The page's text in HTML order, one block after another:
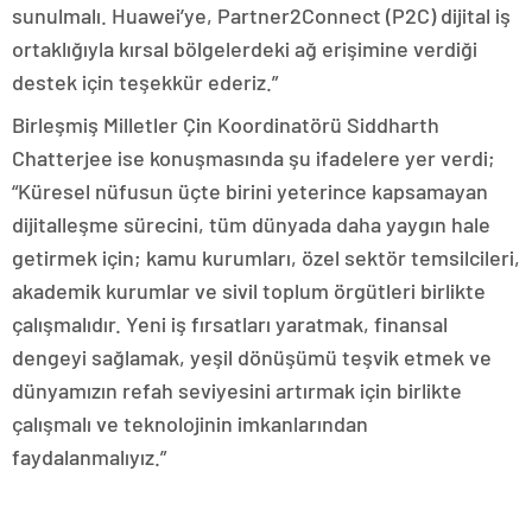
sunulmalı. Huawei’ye, Partner2Connect (P2C) dijital iş
ortaklığıyla kırsal bölgelerdeki ağ erişimine verdiği
destek için teşekkür ederiz.”
Birleşmiş Milletler Çin Koordinatörü Siddharth
Chatterjee ise konuşmasında şu ifadelere yer verdi;
“Küresel nüfusun üçte birini yeterince kapsamayan
dijitalleşme sürecini, tüm dünyada daha yaygın hale
getirmek için; kamu kurumları, özel sektör temsilcileri,
akademik kurumlar ve sivil toplum örgütleri birlikte
çalışmalıdır. Yeni iş fırsatları yaratmak, finansal
dengeyi sağlamak, yeşil dönüşümü teşvik etmek ve
dünyamızın refah seviyesini artırmak için birlikte
çalışmalı ve teknolojinin imkanlarından
faydalanmalıyız.”